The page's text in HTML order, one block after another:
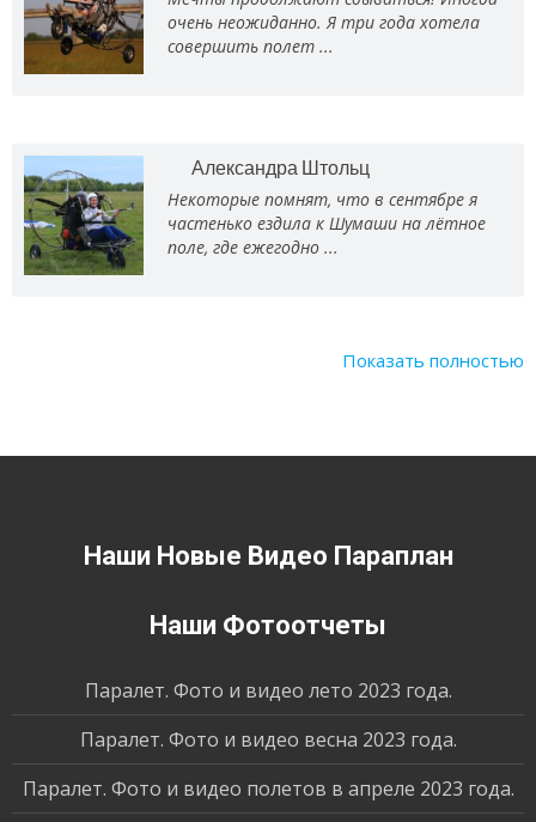
очень неожиданно. Я три года хотела
совершить полет ...
Александра Штольц
Некоторые помнят, что в сентябре я
частенько ездила к Шумаши на лётное
поле, где ежегодно ...
Показать полностью
Наши Новые Видео Параплан
Наши Фотоотчеты
Паралет. Фото и видео лето 2023 года.
Паралет. Фото и видео весна 2023 года.
Паралет. Фото и видео полетов в апреле 2023 года.